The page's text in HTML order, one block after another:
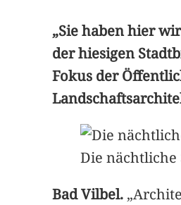
„Sie haben hier
der hiesigen
Fokus der
Die
Bad Vilbel.